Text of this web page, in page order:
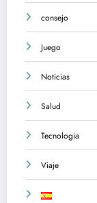
consejo
Juego
Noticias
Salud
Tecnologia
Viaje